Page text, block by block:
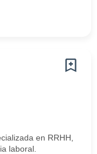
en RRHH,
laboral.